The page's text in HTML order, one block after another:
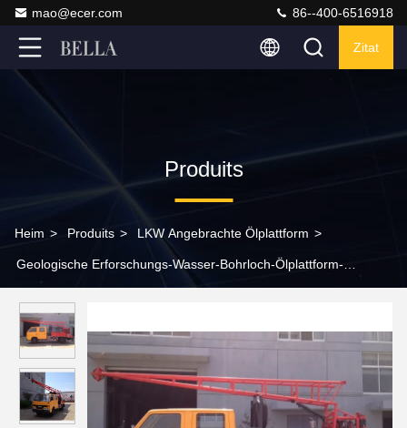
mao@ecer.com 86--400-6516918
Zitat
Produits
Heim > Produits > LKW Angebrachte Ölplattform >
Geologische Erforschungs-Wasser-Bohrloch-Ölplattform-